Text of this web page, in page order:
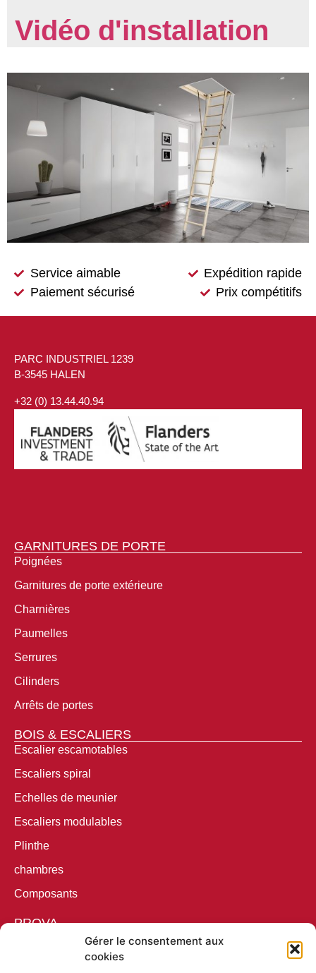
Gérer le consentement aux
cookies
Vidéo d'installation
Service aimable
Expédition rapide
Paiement sécurisé
Prix compétitifs
PARC INDUSTRIEL 1239
B-3545 HALEN
+32 (0) 13.44.40.94
GARNITURES DE PORTE
Poignées
Garnitures de porte extérieure
Charnières
Paumelles
Serrures
Cilinders
Arrêts de portes
BOIS & ESCALIERS
Escalier escamotables
Escaliers spiral
Echelles de meunier
Escaliers modulables
Plinthe
chambres
Composants
PROVA